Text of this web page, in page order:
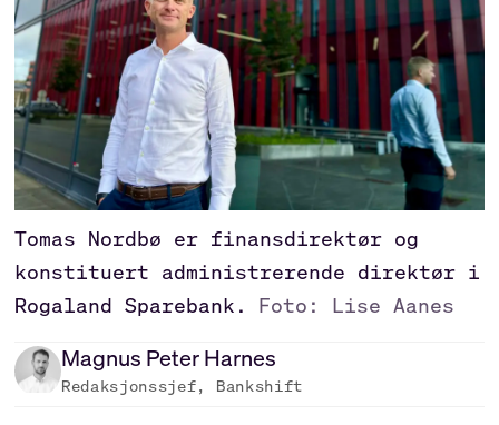
Tomas Nordbø er finansdirektør og
konstituert administrerende direktør i
Rogaland Sparebank.
Foto: Lise Aanes
Magnus PeterHarnes
Redaksjonssjef, Bankshift